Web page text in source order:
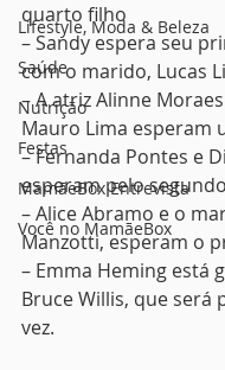
Lifestyle, Moda & Beleza
Saúde
Nutrição
Festas
MamãeBox Entrevista
Você no MamãeBox
quarto filho
– Sandy espera seu
com o marido, Lucas
– A atriz Alinne
Mauro Lima esperam
– Fernanda Pontes e
esperam pelo
– Alice Abramo e o
Manzotti, esperam o
– Emma Heming está
Bruce Willis, que será
vez.